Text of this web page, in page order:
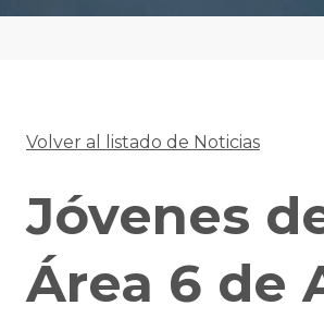
Volver al listado de Noticias
Jóvenes
Área 6 de